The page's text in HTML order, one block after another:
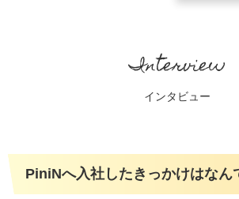
Interview
PiniNへ入社したきっかけはなん